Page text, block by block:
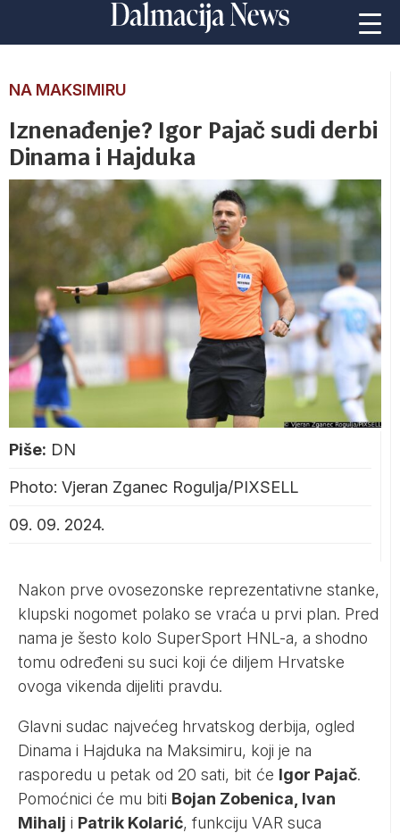
NA MAKSIMIRU
Iznenađenje? Igor Pajač sudi derbi
Dinama i Hajduka
Piše: DN
Photo: Vjeran Zganec Rogulja/PIXSELL
09. 09. 2024.
Nakon prve ovosezonske reprezentativne stanke,
klupski nogomet polako se vraća u prvi plan. Pred
nama je šesto kolo SuperSport HNL-a, a shodno
tomu određeni su suci koji će diljem Hrvatske
ovoga vikenda dijeliti pravdu.
Glavni sudac najvećeg hrvatskog derbija, ogled
Dinama i Hajduka na Maksimiru, koji je na
rasporedu u petak od 20 sati, bit će Igor Pajač.
Pomoćnici će mu biti Bojan Zobenica, Ivan
Mihalj i Patrik Kolarić, funkciju VAR suca